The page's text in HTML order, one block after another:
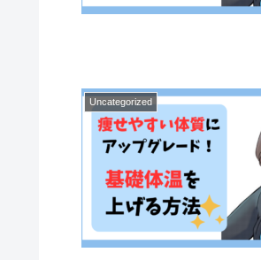
Uncategorized